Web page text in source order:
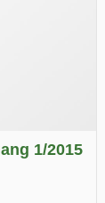
1/2015